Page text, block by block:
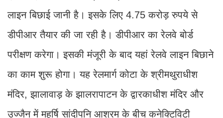
लाइन बिछाई जानी है। इसके लिए 4.75 करोड़ रुपये से
डीपीआर तैयार की जा रही है। डीपीआर का रेलवे बोर्ड
परीक्षण करेगा। इसकी मंजूरी के बाद यहां रेलवे लाइन बिछाने
का काम शुरू होगा। यह रेलमार्ग कोटा के श्रीमथुराधीश
मंदिर, झालावाड़ के झालरापाटन के द्वारकाधीश मंदिर और
उज्जैन में महर्षि सांदीपनि आश्रम के बीच कनेक्टिविटी